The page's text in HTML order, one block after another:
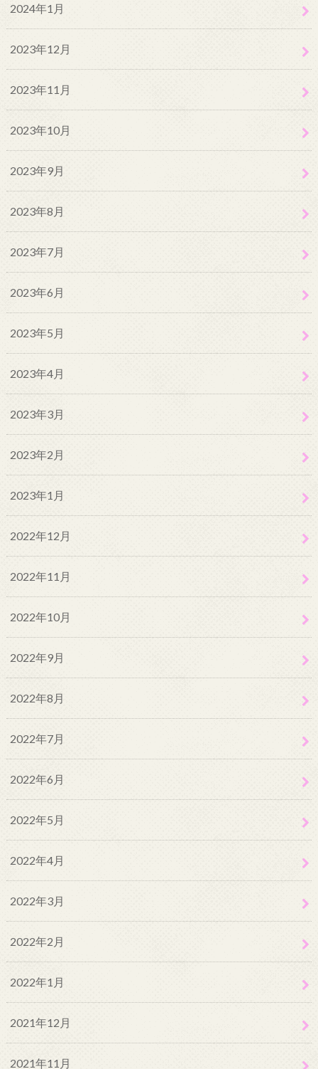
2024年1月
2023年12月
2023年11月
2023年10月
2023年9月
2023年8月
2023年7月
2023年6月
2023年5月
2023年4月
2023年3月
2023年2月
2023年1月
2022年12月
2022年11月
2022年10月
2022年9月
2022年8月
2022年7月
2022年6月
2022年5月
2022年4月
2022年3月
2022年2月
2022年1月
2021年12月
2021年11月